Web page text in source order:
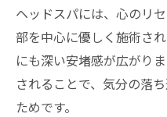
ヘッドスパには、心のリ
部を中心に優しく施術さ
にも深い安堵感が広がり
されることで、気分の落
ためです。